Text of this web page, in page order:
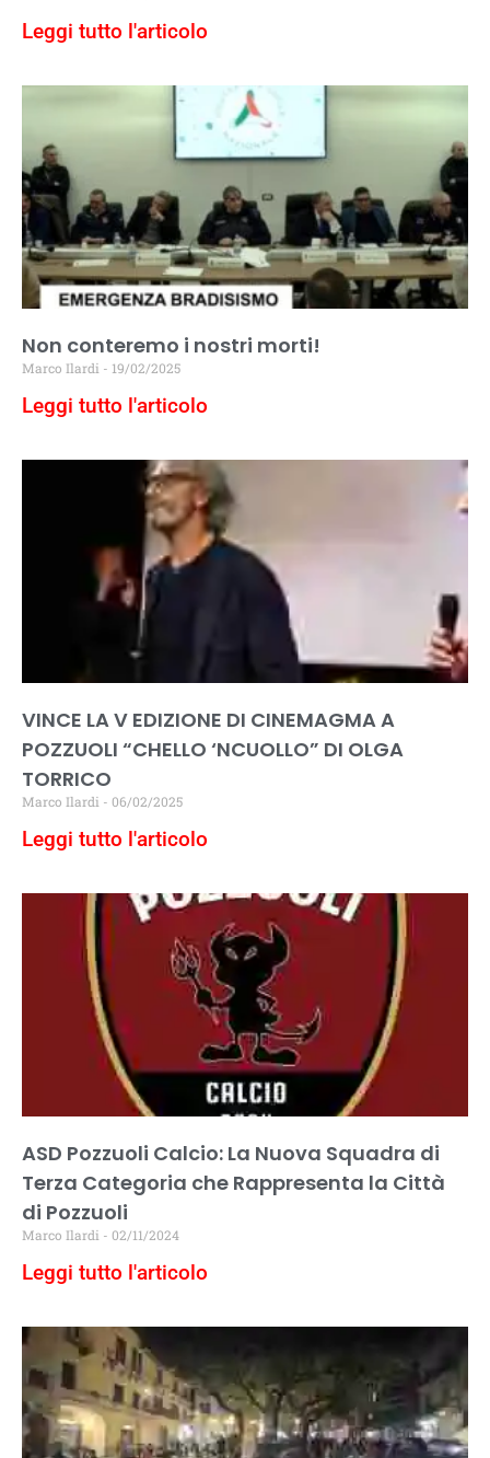
Leggi tutto l'articolo
Non conteremo i nostri morti!
Marco Ilardi 19/02/2025
Leggi tutto l'articolo
VINCE LA V EDIZIONE DI CINEMAGMA A
POZZUOLI “CHELLO ‘NCUOLLO” DI OLGA
TORRICO
Marco Ilardi 06/02/2025
Leggi tutto l'articolo
ASD Pozzuoli Calcio: La Nuova Squadra di
Terza Categoria che Rappresenta la Città
di Pozzuoli
Marco Ilardi 02/11/2024
Leggi tutto l'articolo